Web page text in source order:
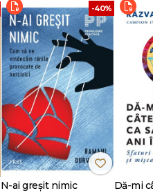
-40%
N-ai greșit nimic